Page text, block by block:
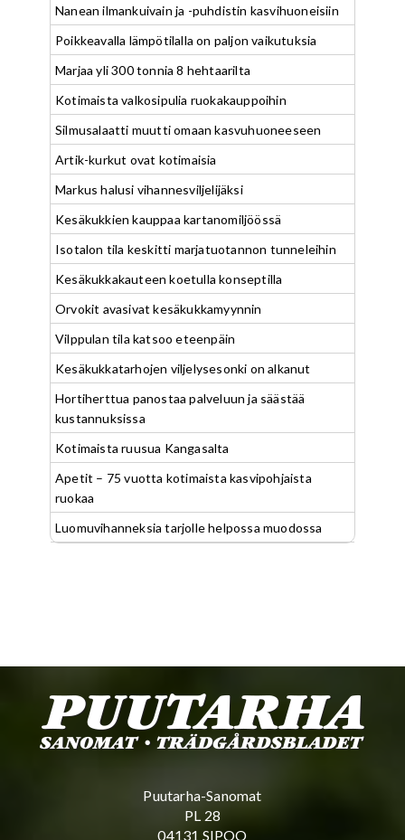
Nanean ilmankuivain ja -puhdistin kasvihuoneisiin
Poikkeavalla lämpötilalla on paljon vaikutuksia
Marjaa yli 300 tonnia 8 hehtaarilta
Kotimaista valkosipulia ruokakauppoihin
Silmusalaatti muutti omaan kasvuhuoneeseen
Artik-kurkut ovat kotimaisia
Markus halusi vihannesviljelijäksi
Kesäkukkien kauppaa kartanomiljöössä
Isotalon tila keskitti marjatuotannon tunneleihin
Kesäkukkakauteen koetulla konseptilla
Orvokit avasivat kesäkukkamyynnin
Vilppulan tila katsoo eteenpäin
Kesäkukkatarhojen viljelysesonki on alkanut
Hortiherttua panostaa palveluun ja säästää
kustannuksissa
Kotimaista ruusua Kangasalta
Apetit – 75 vuotta kotimaista kasvipohjaista
ruokaa
Luomuvihanneksia tarjolle helpossa muodossa
Puutarha-Sanomat
PL 28
04131 SIPOO